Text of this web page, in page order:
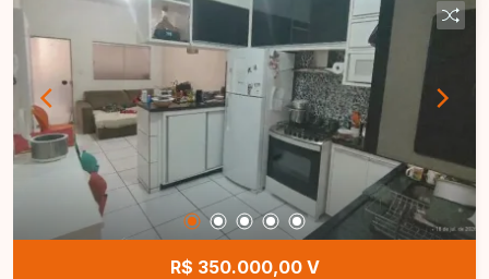
churrasqueira, pia e piscina aquecida com
hidromassagem, ideal para momentos de lazer e
confraternização. O imóvel conta ainda com
torneiras e chuveiros com aquecimento,
acabamento moderno e 04 vagas de garagem,
sendo 02 cobertas e 02 descobertas,
proporcionando conforto, sofisticação e
funcionalidade. Entre em contato para mais
informações e agende uma visita para conhecer
esta excelente oportunidade.
R$ 350.000,00 V